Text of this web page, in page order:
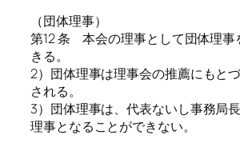
（団体理事）
第12 条 本会の理事として団体理事
きる。
2）団体理事は理事会の推薦にもと
される。
3）団体理事は、代表ないし事務局
理事となることができない。